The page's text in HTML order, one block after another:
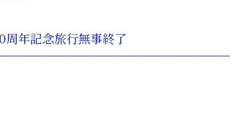
周年記念旅行無事終了